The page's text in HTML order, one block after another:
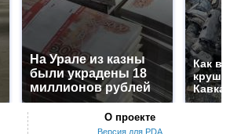
На Урале из казны
были украдены 18
миллионов рублей
Как
О проекте
Версия для PDA